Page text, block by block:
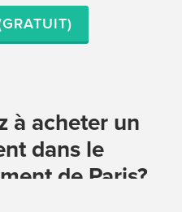
à acheter un
dans le
de Paris?